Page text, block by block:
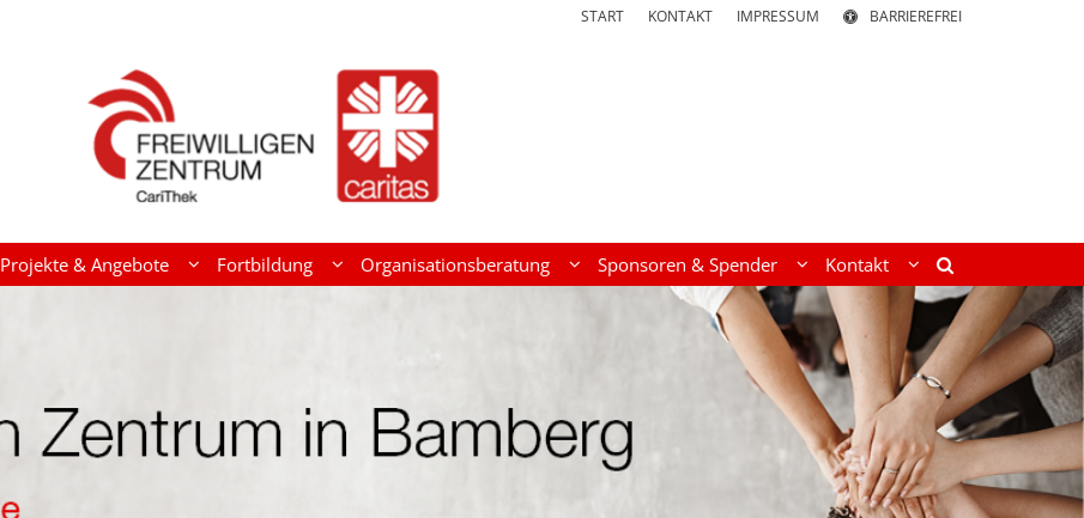
START KONTAKT IMPRESSUM BARRIEREFREI
Projekte & Angebote Fortbildung Organisationsberatung Sponsoren & Spender Kontakt